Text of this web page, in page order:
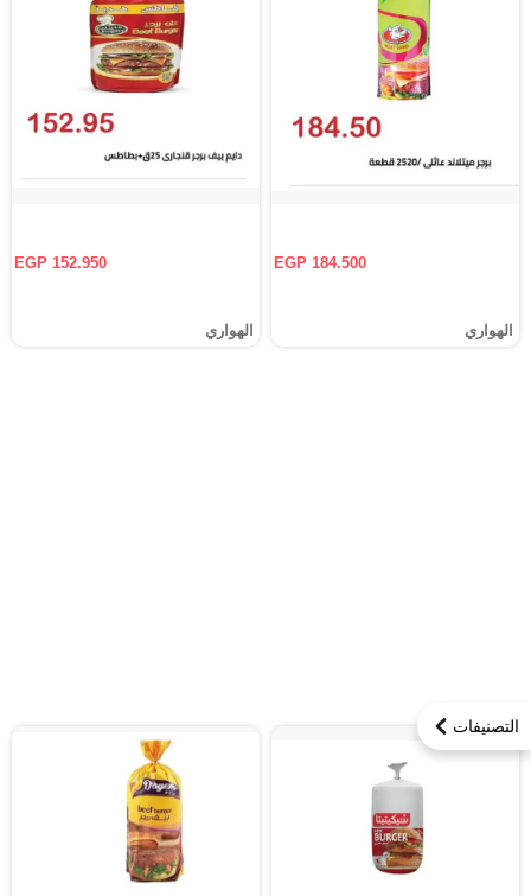
التصنيفات
EGP 184.500
الهواري
EGP 152.950
الهواري